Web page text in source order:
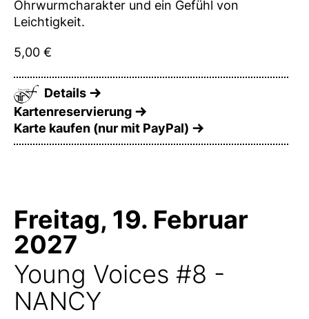
Ohrwurmcharakter und ein Gefühl von
Leichtigkeit.
5,00 €
Details
Kartenreservierung
Karte kaufen (nur mit PayPal)
Freitag, 19. Februar
2027
Young Voices #8 -
NANCY